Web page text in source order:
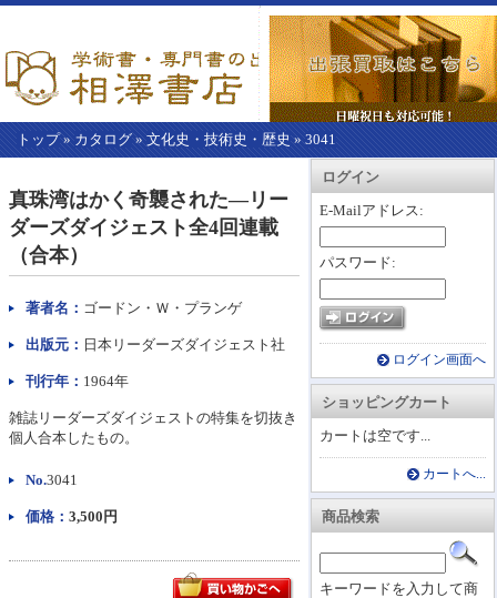
トップ» カタログ » 文化史・技術史・歴史 » 3041
カートを見る
ログイン
E-Mailアドレス:
パスワード:
ログイン画面へ
ショッピングカート
カートは空です...
カートへ...
商品検索
キーワードを入力して商
こ
か
ら
文】
真珠湾はかく奇襲された―リー
ダーズダイジェスト全4回連載
（合本）
著者名： ゴードン・Ｗ・プランゲ
出版元： 日本リーダーズダイジェスト社
刊行年： 1964年
雑誌リーダーズダイジェストの特集を切抜き
個人合本したもの。
No.3041
価格： 3,500円